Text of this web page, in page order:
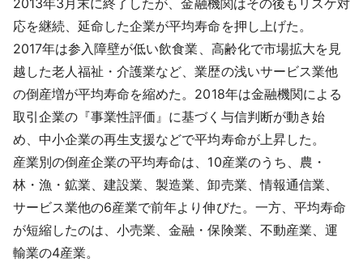
2013年3月末に終了したが、金融機関はその後もリスケ対
応を継続、延命した企業が平均寿命を押し上げた。
2017年は参入障壁が低い飲食業、高齢化で市場拡大を見
越した老人福祉・介護業など、業歴の浅いサービス業他
の倒産増が平均寿命を縮めた。2018年は金融機関による
取引企業の『事業性評価』に基づく与信判断が動き始
め、中小企業の再生支援などで平均寿命が上昇した。
産業別の倒産企業の平均寿命は、10産業のうち、農・
林・漁・鉱業、建設業、製造業、卸売業、情報通信業、
サービス業他の6産業で前年より伸びた。一方、平均寿命
が短縮したのは、小売業、金融・保険業、不動産業、運
輸業の4産業。